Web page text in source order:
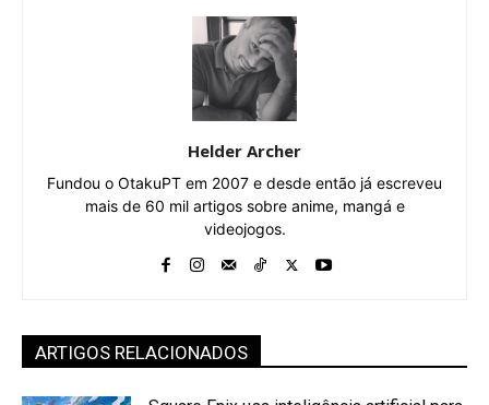
Helder Archer
Fundou o OtakuPT em 2007 e desde então já escreveu
mais de 60 mil artigos sobre anime, mangá e
videojogos.
ARTIGOS RELACIONADOS